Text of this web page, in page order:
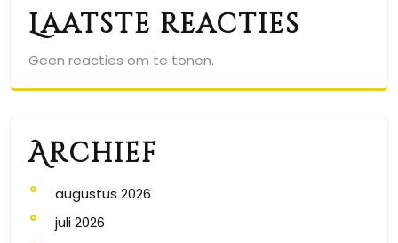
Laatste reacties
Geen reacties om te tonen.
Archief
augustus 2026
juli 2026